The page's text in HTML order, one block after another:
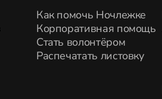
Как помочь Ночлежке
Корпоративная помощь
Стать волонтёром
Распечатать листовку